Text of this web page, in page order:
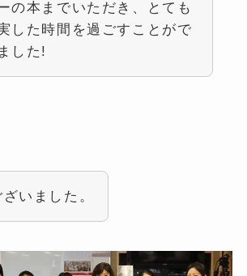
の本までいただき、とても
した時間を過ごすことがで
した!
いました。